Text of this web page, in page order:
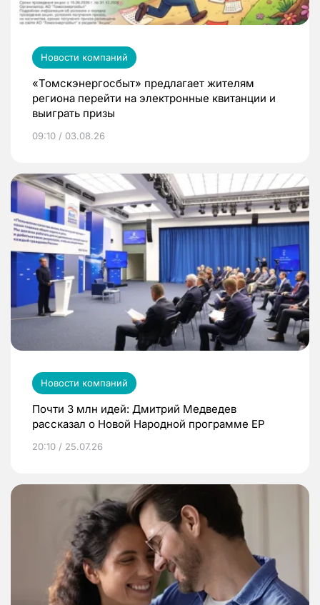
Новости компаний
«Томскэнергосбыт» предлагает жителям
региона перейти на электронные квитанции и
выиграть призы
09:10 / 03.08.26
Новости компаний
Почти 3 млн идей: Дмитрий Медведев
рассказал о Новой Народной программе ЕР
20:10 / 25.07.26